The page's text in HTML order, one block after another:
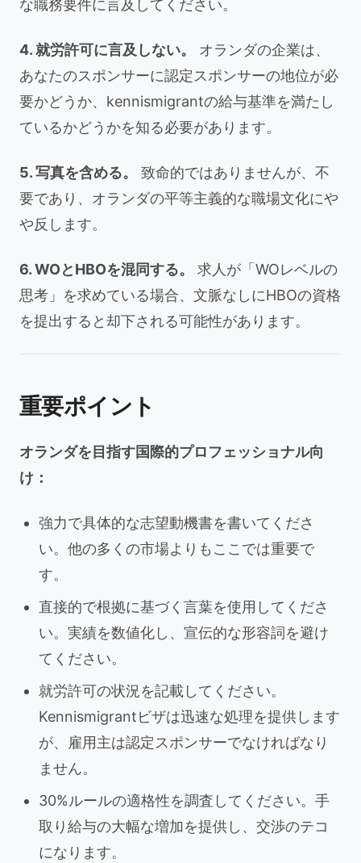
な職務要件に言及してください。
4. 就労許可に言及しない。
オランダの企業は、
あなたのスポンサーに認定スポンサーの地位が必
要かどうか、kennismigrantの給与基準を満たし
ているかどうかを知る必要があります。
5. 写真を含める。
致命的ではありませんが、不
要であり、オランダの平等主義的な職場文化にや
や反します。
6. WOとHBOを混同する。
求人が「WOレベルの
思考」を求めている場合、文脈なしにHBOの資格
を提出すると却下される可能性があります。
重要ポイント
オランダを目指す国際的プロフェッショナル向
け：
強力で具体的な志望動機書を書いてくださ
い。他の多くの市場よりもここでは重要で
す。
直接的で根拠に基づく言葉を使用してくださ
い。実績を数値化し、宣伝的な形容詞を避け
てください。
就労許可の状況を記載してください。
Kennismigrantビザは迅速な処理を提供します
が、雇用主は認定スポンサーでなければなり
ません。
30%ルールの適格性を調査してください。手
取り給与の大幅な増加を提供し、交渉のテコ
になります。